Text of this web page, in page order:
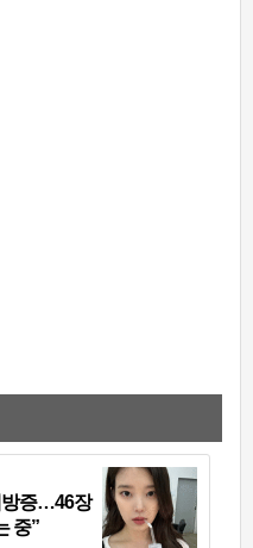
방증…46장
중”